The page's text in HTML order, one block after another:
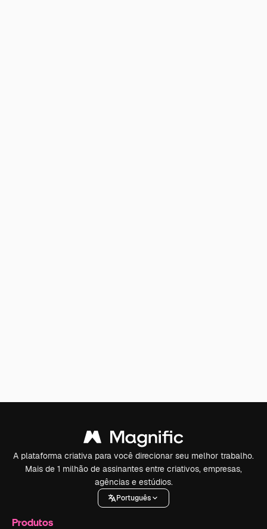
A plataforma criativa para você direcionar seu melhor trabalho.
Mais de 1 milhão de assinantes entre criativos, empresas,
agências e estúdios.
Português
Produtos